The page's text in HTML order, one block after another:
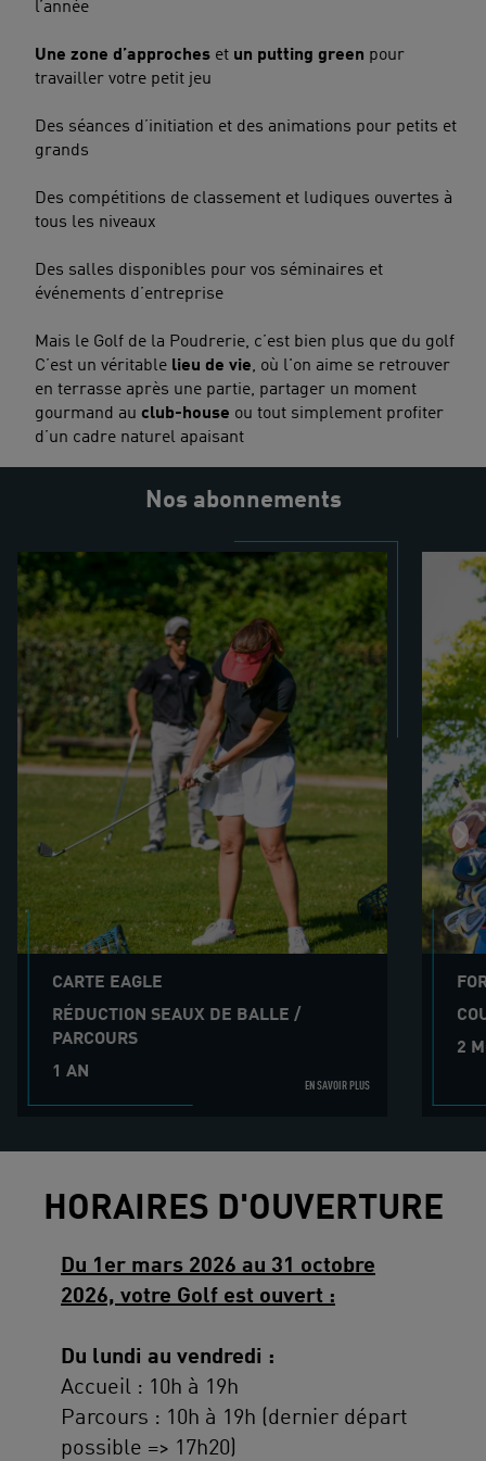
l’année
Une zone d’approches et un putting green pour
travailler votre petit jeu
Des séances d’initiation et des animations pour petits et
grands
Des compétitions de classement et ludiques ouvertes à
tous les niveaux
Des salles disponibles pour vos séminaires et
événements d’entreprise
Mais le Golf de la Poudrerie, c’est bien plus que du golf
C’est un véritable lieu de vie, où l'on aime se retrouver
en terrasse après une partie, partager un moment
gourmand au club-house ou tout simplement profiter
d’un cadre naturel apaisant
Nos abonnements
CARTE EAGLE
RÉDUCTION SEAUX DE BALLE /
PARCOURS
1 AN
EN SAVOIR PLUS
2
HORAIRES D'OUVERTURE
Du 1er mars 2026 au 31 octobre
2026, votre Golf est ouvert :
Du lundi au vendredi :
Accueil : 10h à 19h
Parcours : 10h à 19h (dernier départ
possible => 17h20)